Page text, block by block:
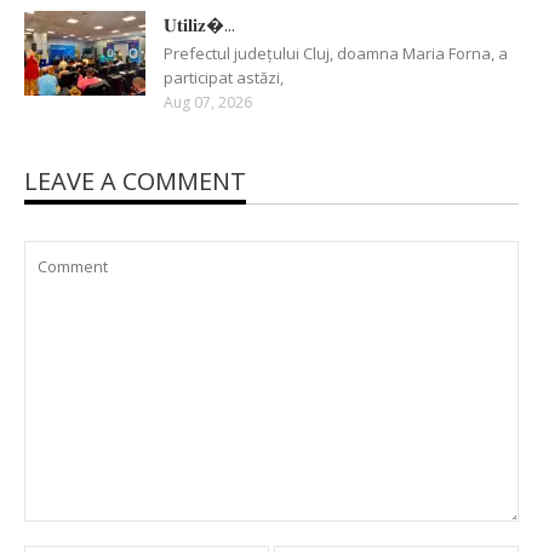
𝐔𝐭𝐢𝐥𝐢𝐳�...
Prefectul județului Cluj, doamna Maria Forna, a
participat astăzi,
Aug 07, 2026
LEAVE A COMMENT